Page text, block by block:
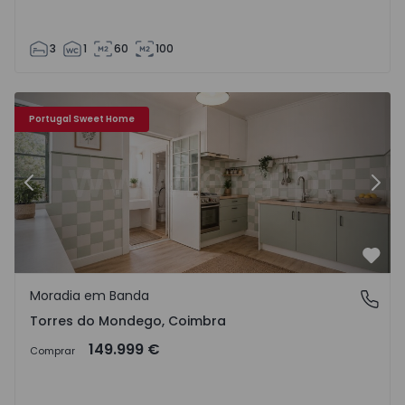
3 1 60 100
Portugal Sweet Home
- 25
Moradia em Banda T2 Coimbra, Torres do Mondego -
Anterior
Torres do Mondego, Coimbra
Moradia em Banda
Torres do Mondego, Coimbra
Comprar 149.999 €